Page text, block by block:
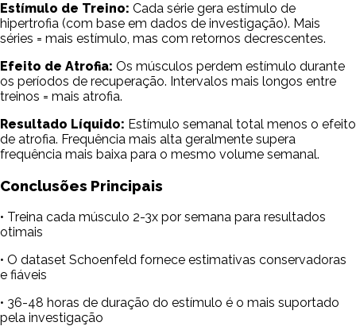
Estímulo de Treino: Cada série gera estímulo de
hipertrofia (com base em dados de investigação). Mais
séries = mais estímulo, mas com retornos decrescentes.
Efeito de Atrofia: Os músculos perdem estímulo durante
os períodos de recuperação. Intervalos mais longos entre
treinos = mais atrofia.
Resultado Líquido: Estímulo semanal total menos o efeito
de atrofia. Frequência mais alta geralmente supera
frequência mais baixa para o mesmo volume semanal.
Conclusões Principais
• Treina cada músculo 2-3x por semana para resultados
otimais
• O dataset Schoenfeld fornece estimativas conservadoras
e fiáveis
• 36-48 horas de duração do estímulo é o mais suportado
pela investigação